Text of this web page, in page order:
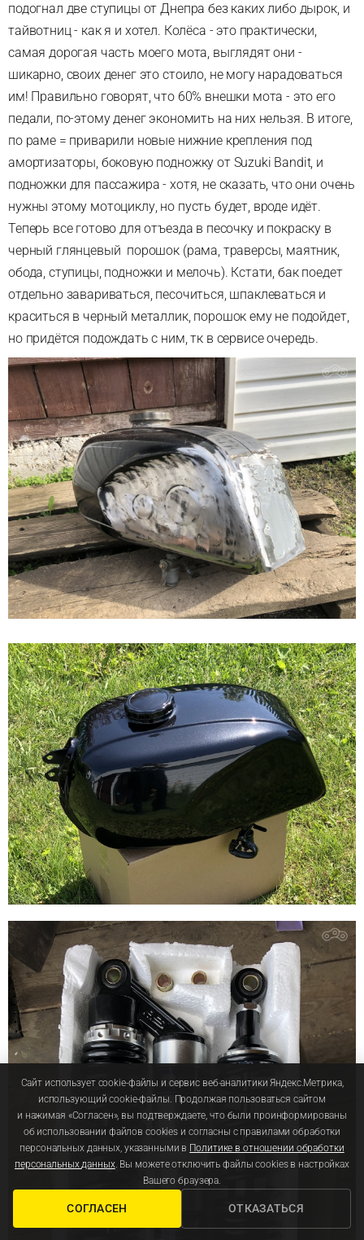
подогнал две ступицы от Днепра без каких либо дырок, и
тайвотниц - как я и хотел. Колёса - это практически,
самая дорогая часть моего мота, выглядят они -
шикарно, своих денег это стоило, не могу нарадоваться
им! Правильно говорят, что 60% внешки мота - это его
педали, по-этому денег экономить на них нельзя. В итоге,
по раме = приварили новые нижние крепления под
амортизаторы, боковую подножку от Suzuki Bandit, и
подножки для пассажира - хотя, не сказать, что они очень
нужны этому мотоциклу, но пусть будет, вроде идёт.
Теперь все готово для отъезда в песочку и покраску в
черный глянцевый порошок (рама, траверсы, маятник,
обода, ступицы, подножки и мелочь). Кстати, бак поедет
отдельно завариваться, песочиться, шпаклеваться и
краситься в черный металлик, порошок ему не подойдет,
но придётся подождать с ним, тк в сервисе очередь.
Сайт использует cookie-файлы и сервис веб-аналитики Яндекс.Метрика,
использующий cookie-файлы. Продолжая пользоваться сайтом
и нажимая «Согласен», вы подтверждаете, что были проинформированы
об использовании файлов cookies и согласны с правилами обработки
персональных данных, указанными в Политике в отношении обработки
персональных данных. Вы можете отключить файлы cookies в настройках
Вашего браузера.
СОГЛАСЕН ОТКАЗАТЬСЯ